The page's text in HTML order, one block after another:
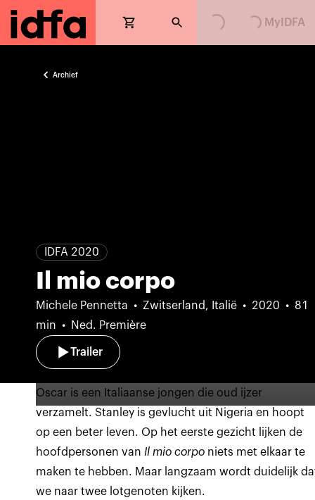
MyIDFA
Archief
IDFA 2020
Il mio corpo
Michele Pennetta Zwitserland, Italië 2020
81
min
Ned. Première
Trailer
Oscar is een Italiaanse jongen die oud ijzer
verzamelt. Stanley is gevlucht uit Nigeria en hoopt
op een beter leven. Op het eerste gezicht lijken de
hoofdpersonen van Il mio corpo niets met elkaar te
maken te hebben. Maar langzaam wordt duidelijk
we naar twee lotgenoten kijken.